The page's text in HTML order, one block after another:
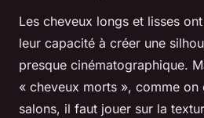
Les cheveux longs et lisses
leur capacité à créer une
presque cinématographique.
« cheveux morts », comme
salons, il faut jouer sur la